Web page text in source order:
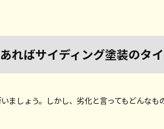
ればサイディング塗装のタ
ましょう。しかし、劣化と言ってもどんな